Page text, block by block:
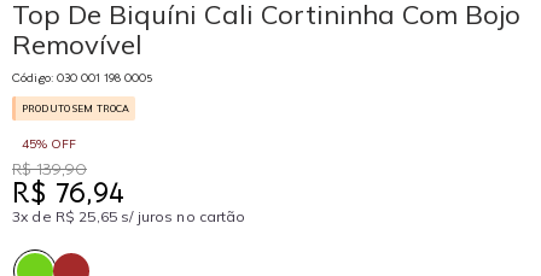
Top De Biquíni Cali Cortininha Com Bojo
Removível
Código: 030 001 198 0005
PRODUTO SEM TROCA
45% OFF
R$ 139,90
R$ 76,94
3x de R$ 25,65 s/ juros no cartão